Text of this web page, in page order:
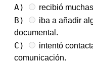
A) recibió
B)
iba a añadir
documental.
C)
intentó
comunicación.